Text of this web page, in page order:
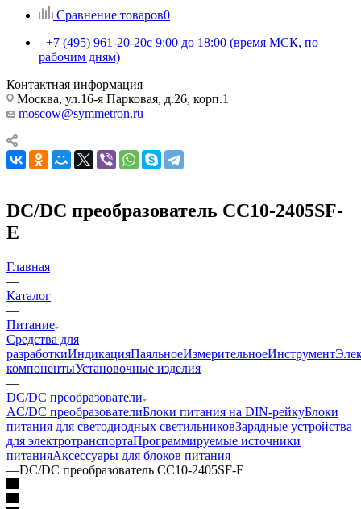
Сравнение товаров0
+7 (495) 961-20-20с 9:00 до 18:00 (время МСК, по
рабочим дням)
Контактная информация
Москва, ул.16-я Парковая, д.26, корп.1
moscow@symmetron.ru
DC/DC преобразователь CC10-2405SF-
E
Главная
—
Каталог
—
Питание
Средства для
разработкиИндикацияПаяльноеИзмерительноеИнструмент
компонентыУстановочные изделия
—
DC/DC преобразователи
AC/DC преобразователиБлоки питания на DIN-рейкуБлоки
питания для светодиодных светильниковЗарядные устройства
для электротранспортаПрограммируемые источники
питанияАксессуары для блоков питания
—DC/DC преобразователь CC10-2405SF-E